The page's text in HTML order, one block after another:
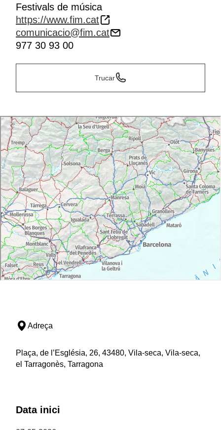
Festivals de música
https://www.fim.cat
comunicacio@fim.cat
977 30 93 00
Trucar
Adreça
Plaça, de l’Església, 26, 43480, Vila-seca, Vila-seca,
el Tarragonès, Tarragona
Data inici